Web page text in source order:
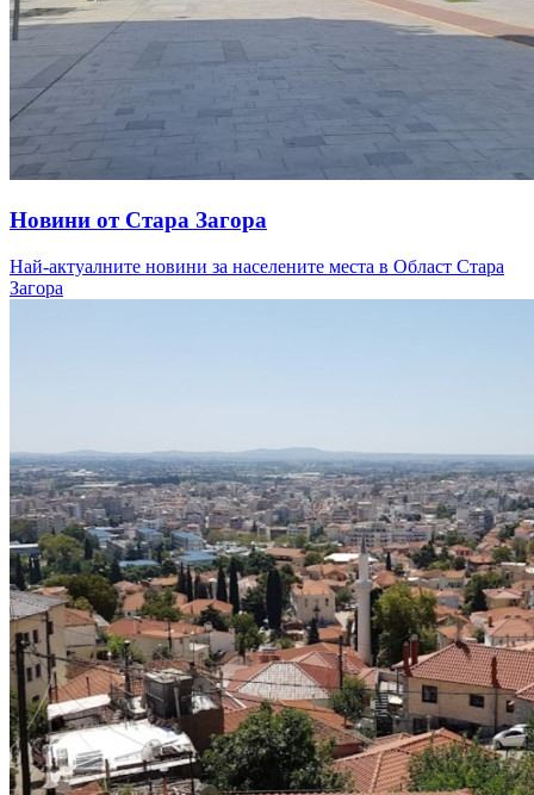
Новини от Стара Загора
Най-актуалните новини за населените места в Област Стара
Загора